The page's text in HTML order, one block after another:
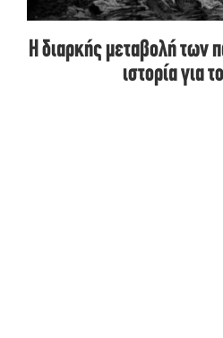
Η διαρκής μεταβολή των
ιστορία για